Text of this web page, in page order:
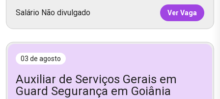
Salário Não divulgado Ver Vaga
03 de agosto
Auxiliar de Serviços Gerais em
Guard Segurança em Goiânia